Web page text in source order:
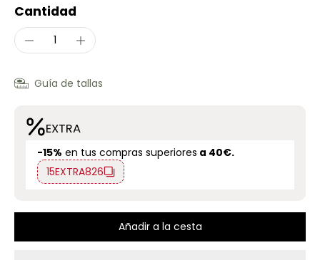
Cantidad
Guía de tallas
EXTRA
-15% en tus compras superiores a 40€.
15EXTRA826
Añadir a la cesta